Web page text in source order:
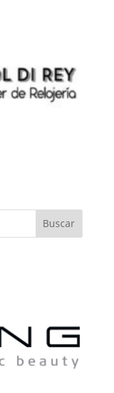
Buscar